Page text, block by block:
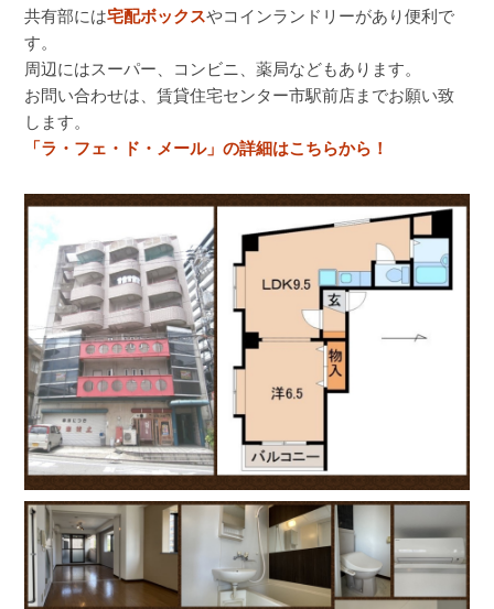
共有部には宅配ボックスやコインランドリーがあり便利で
す。
周辺にはスーパー、コンビニ、薬局などもあります。
お問い合わせは、賃貸住宅センター市駅前店までお願い致
します。
「ラ・フェ・ド・メール」の詳細はこちらから！